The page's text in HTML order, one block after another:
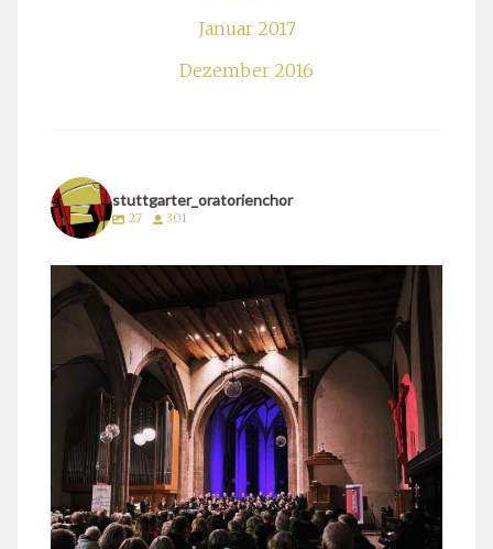
Januar 2017
Dezember 2016
stuttgarter_oratorienchor
27 301
stuttgarter_oratorienchor
März 24